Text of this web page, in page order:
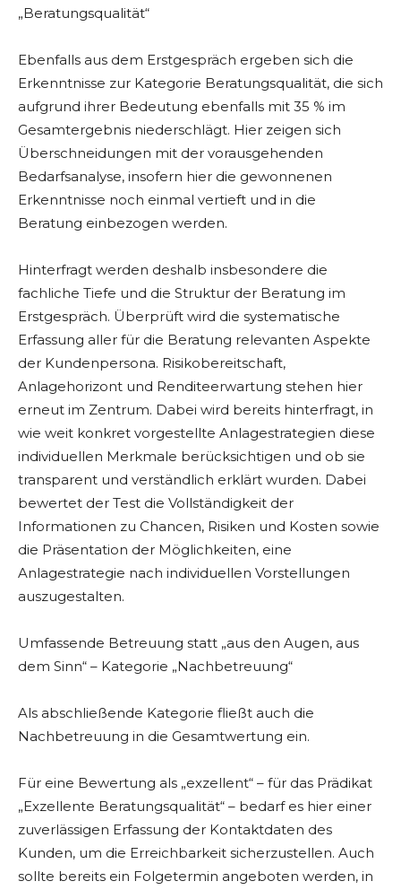
„Beratungsqualität“
Ebenfalls aus dem Erstgespräch ergeben sich die
Erkenntnisse zur Kategorie Beratungsqualität, die sich
aufgrund ihrer Bedeutung ebenfalls mit 35 % im
Gesamtergebnis niederschlägt. Hier zeigen sich
Überschneidungen mit der vorausgehenden
Bedarfsanalyse, insofern hier die gewonnenen
Erkenntnisse noch einmal vertieft und in die
Beratung einbezogen werden.
Hinterfragt werden deshalb insbesondere die
fachliche Tiefe und die Struktur der Beratung im
Erstgespräch. Überprüft wird die systematische
Erfassung aller für die Beratung relevanten Aspekte
der Kundenpersona. Risikobereitschaft,
Anlagehorizont und Renditeerwartung stehen hier
erneut im Zentrum. Dabei wird bereits hinterfragt, in
wie weit konkret vorgestellte Anlagestrategien diese
individuellen Merkmale berücksichtigen und ob sie
transparent und verständlich erklärt wurden. Dabei
bewertet der Test die Vollständigkeit der
Informationen zu Chancen, Risiken und Kosten sowie
die Präsentation der Möglichkeiten, eine
Anlagestrategie nach individuellen Vorstellungen
auszugestalten.
Umfassende Betreuung statt „aus den Augen, aus
dem Sinn“ – Kategorie „Nachbetreuung“
Als abschließende Kategorie fließt auch die
Nachbetreuung in die Gesamtwertung ein.
Für eine Bewertung als „exzellent“ – für das Prädikat
„Exzellente Beratungsqualität“ – bedarf es hier einer
zuverlässigen Erfassung der Kontaktdaten des
Kunden, um die Erreichbarkeit sicherzustellen. Auch
sollte bereits ein Folgetermin angeboten werden, in